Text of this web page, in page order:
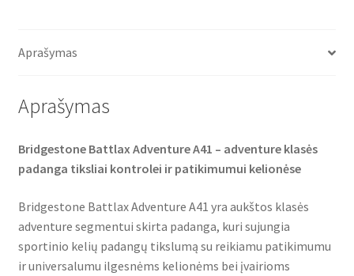
o
r
p
Aprašymas
Aprašymas
Bridgestone Battlax Adventure A41 – adventure klasės
padanga tiksliai kontrolei ir patikimumui kelionėse
Bridgestone Battlax Adventure A41 yra aukštos klasės
adventure segmentui skirta padanga, kuri sujungia
sportinio kelių padangų tikslumą su reikiamu patikimumu
ir universalumu ilgesnėms kelionėms bei įvairioms